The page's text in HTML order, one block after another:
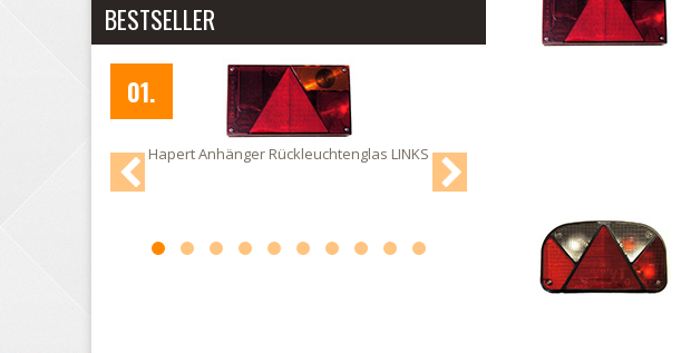
BESTSELLER
02.
Hapert Anhänger Rückleuchte Rechts